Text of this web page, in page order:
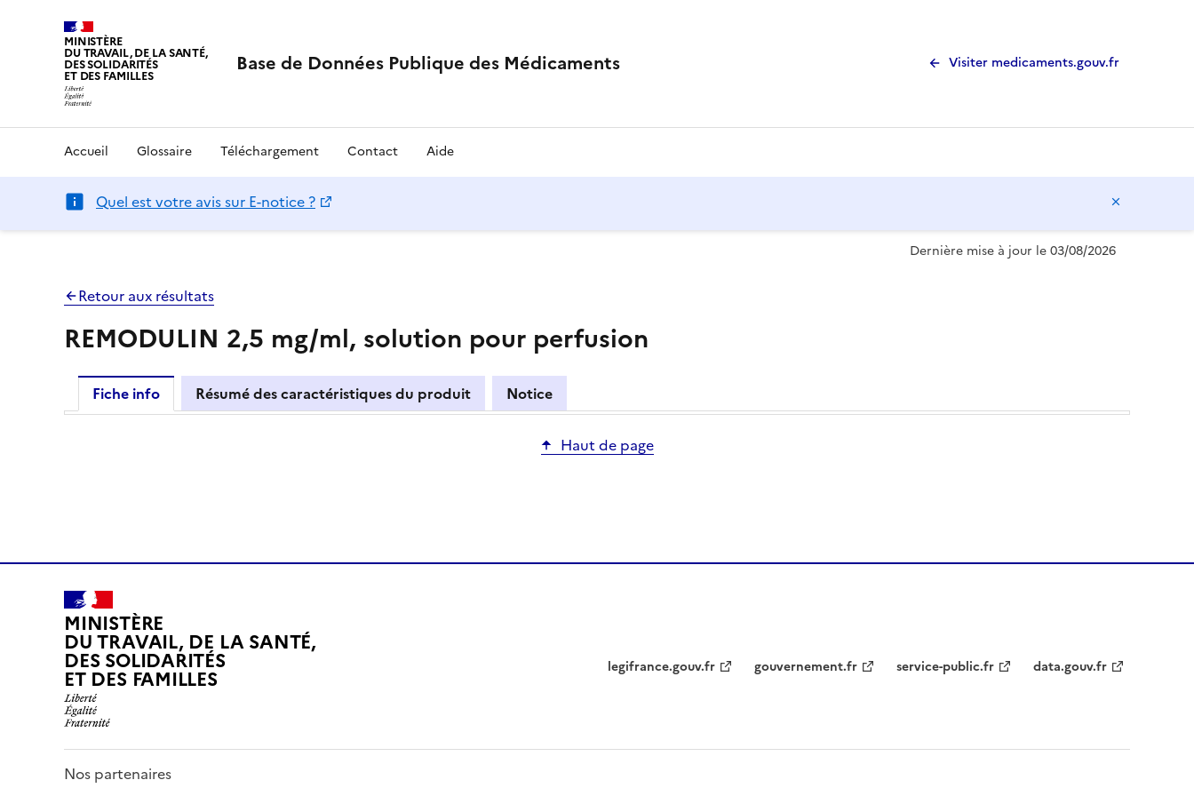
MINISTÈRE
DU TRAVAIL, DE LA SANTÉ,
DES SOLIDARITÉS
ET DES FAMILLES Base de Données Publique des Médicaments Visiter medicaments.gouv.fr
Accueil Glossaire Téléchargement Contact Aide
Quel est votre avis sur E-notice ?
Dernière mise à jour le 03/08/2026
Retour aux résultats
REMODULIN 2,5 mg/ml, solution pour perfusion
Fiche info Résumé des caractéristiques du produit Notice
Haut de page
MINISTÈRE
DU TRAVAIL, DE LA SANTÉ,
DES SOLIDARITÉS
ET DES FAMILLES legifrance.gouv.fr gouvernement.fr service-public.fr data.gouv.fr
Nos partenaires